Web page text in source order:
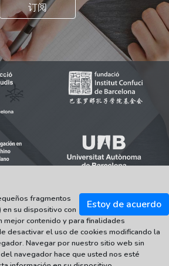
订阅
Autònoma de Barcelona
els drets reservats
Estoy de acuerdo
fragmentos
su dispositivo con
mejor contenido y para finalidades
desactivar el uso de cookies modificando la
Navegar por nuestro sitio web sin
navegador hace que usted nos esté